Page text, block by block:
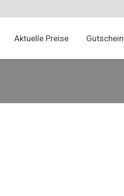
Aktuelle Preise
Aktuelle Preise